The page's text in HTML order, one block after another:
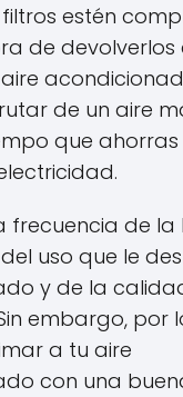
estén
de devolverlos
de un aire
que ahorras
frecuencia de la
uso que le
y de la
embargo, por
a tu aire
con una